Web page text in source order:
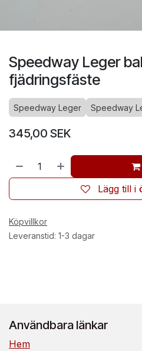
Speedway Leger
fjädringsfäste
Speedway Leger Speedway
345,00 SEK
Lägg till i
Köpvillkor
Leveranstid: 1-3 dagar
Användbara länkar
Hem